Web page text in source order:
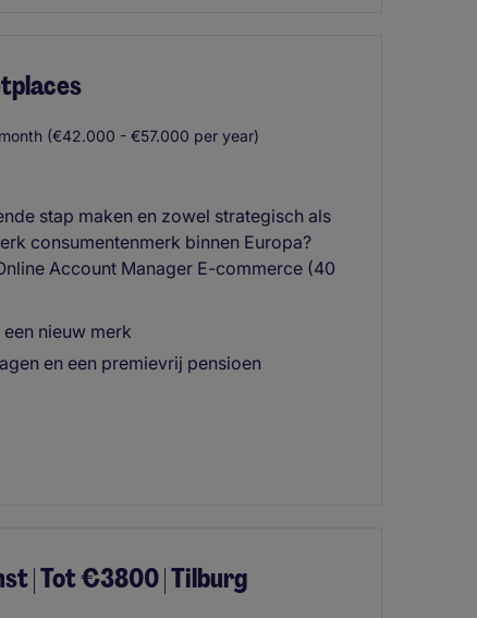
(€42.000 - €57.000 per year)
stap maken en zowel strategisch als
consumentenmerk binnen Europa?
Account Manager E-commerce (40
nieuw merk
en een premievrij pensioen
| Tot €3800 | Tilburg